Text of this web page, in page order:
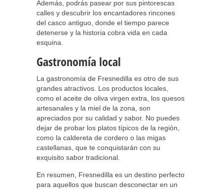
Además, podrás pasear por sus pintorescas
calles y descubrir los encantadores rincones
del casco antiguo, donde el tiempo parece
detenerse y la historia cobra vida en cada
esquina.
Gastronomía local
La gastronomía de Fresnedilla es otro de sus
grandes atractivos. Los productos locales,
como el aceite de oliva virgen extra, los quesos
artesanales y la miel de la zona, son
apreciados por su calidad y sabor. No puedes
dejar de probar los platos típicos de la región,
como la caldereta de cordero o las migas
castellanas, que te conquistarán con su
exquisito sabor tradicional.
En resumen, Fresnedilla es un destino perfecto
para aquellos que buscan desconectar en un